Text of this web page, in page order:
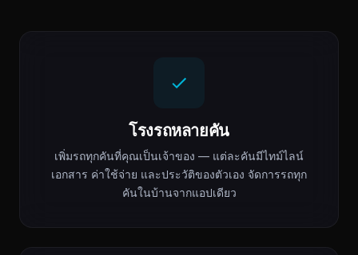
โรงรถหลายคัน
เพิ่มรถทุกคันที่คุณเป็นเจ้าของ — แต่ละคันมีไทม์ไลน์
เอกสาร ค่าใช้จ่าย และประวัติของตัวเอง จัดการรถทุก
คันในบ้านจากแอปเดียว